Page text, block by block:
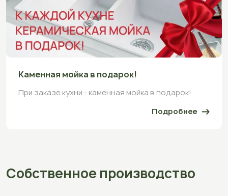
Каменная мойка в подарок!
При заказе кухни - каменная мойка в подарок!
Подробнее
Собственное производство